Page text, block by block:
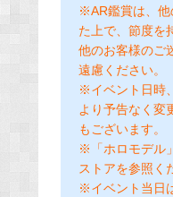
※AR鑑賞は、他
た上で、節度を
他のお客様のご
遠慮ください。
※イベント日時
より予告なく変
もございます。
※「ホロモデル
ストアを参照く
※イベント当日